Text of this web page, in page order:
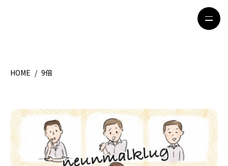
HOME
観光ガイド
留学＆キャリア
ライフスタイル
HOME / 9倍